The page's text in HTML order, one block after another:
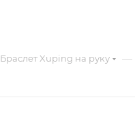
Браслет Xuping на руку —